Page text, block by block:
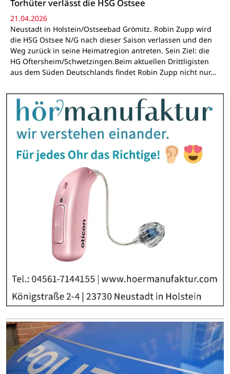
Torhüter verlässt die HSG Ostsee
21.04.2026
Neustadt in Holstein/Ostseebad Grömitz. Robin Zupp wird
die HSG Ostsee N/G nach dieser Saison verlassen und den
Weg zurück in seine Heimatregion antreten. Sein Ziel: die
HG Oftersheim/Schwetzingen.Beim aktuellen Drittligisten
aus dem Süden Deutschlands findet Robin Zupp nicht nur…